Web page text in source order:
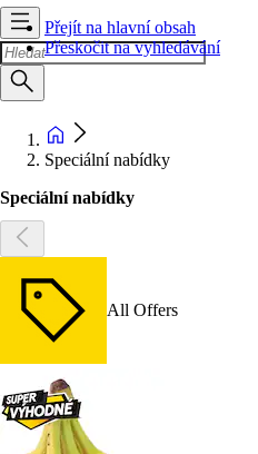
Přejít na hlavní obsah
Přeskočit na vyhledávání
Speciální nabídky
Speciální nabídky
All Offers